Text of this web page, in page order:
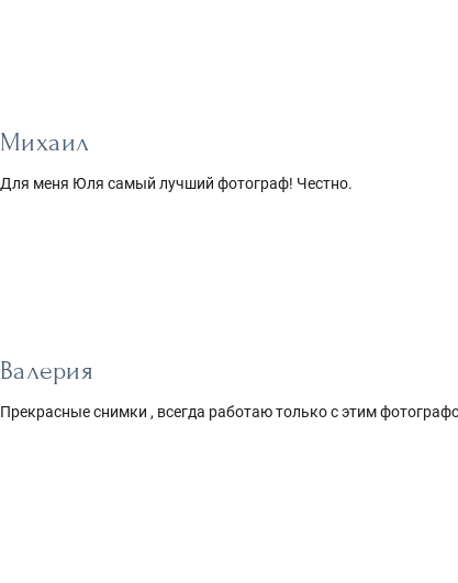
Михаил
Для меня Юля самый лучший фотограф! Честно.
Валерия
Прекрасные снимки , всегда работаю только с этим